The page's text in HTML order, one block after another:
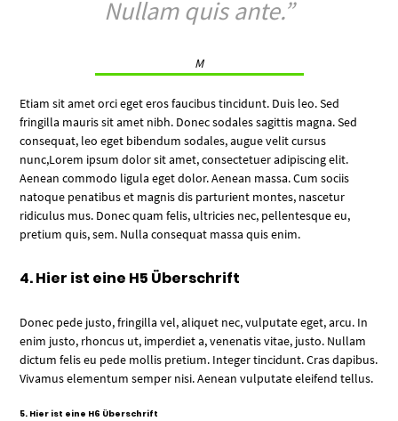
Nullam quis ante.”
M
Etiam sit amet orci eget eros faucibus tincidunt. Duis leo. Sed
fringilla mauris sit amet nibh. Donec sodales sagittis magna. Sed
consequat, leo eget bibendum sodales, augue velit cursus
nunc,Lorem ipsum dolor sit amet, consectetuer adipiscing elit.
Aenean commodo ligula eget dolor. Aenean massa. Cum sociis
natoque penatibus et magnis dis parturient montes, nascetur
ridiculus mus. Donec quam felis, ultricies nec, pellentesque eu,
pretium quis, sem. Nulla consequat massa quis enim.
4. Hier ist eine H5 Überschrift
Donec pede justo, fringilla vel, aliquet nec, vulputate eget, arcu. In
enim justo, rhoncus ut, imperdiet a, venenatis vitae, justo. Nullam
dictum felis eu pede mollis pretium. Integer tincidunt. Cras dapibus.
Vivamus elementum semper nisi. Aenean vulputate eleifend tellus.
5. Hier ist eine H6 Überschrift